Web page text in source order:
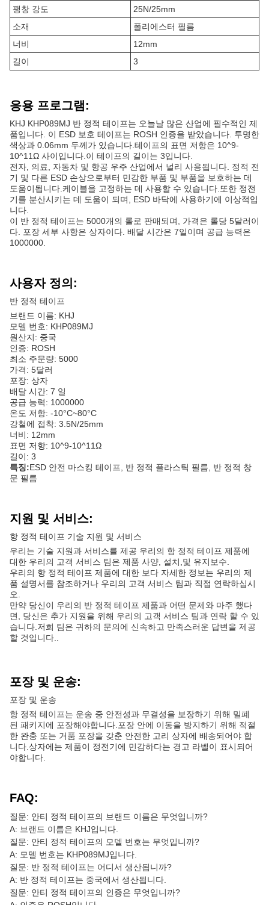
팽창 강도
25N/25mm
소재
폴리에스터 필름
너비
12mm
길이
3
응용 프로그램:
KHJ KHP089MJ 반 정적 테이프는 오늘날 많은 산업에 필수적인 제
품입니다. 이 ESD 보호 테이프는 ROSH 인증을 받았습니다. 투명한
색상과 0.06mm 두께가 있습니다.테이프의 표면 저항은 10^9-
10^11Ω 사이입니다.이 테이프의 길이는 3입니다.
전자, 의료, 자동차 및 항공 우주 산업에서 널리 사용됩니다. 정적 전
기 및 다른 ESD 손상으로부터 민감한 부품 및 부품을 보호하는 데
도움이됩니다.케이블을 고정하는 데 사용할 수 있습니다.또한 정전
기를 분산시키는 데 도움이 되며, ESD 바닥에 사용하기에 이상적입
니다.
이 반 정적 테이프는 5000개의 롤로 판매되며, 가격은 롤당 5달러이
다. 포장 세부 사항은 상자이다. 배달 시간은 7일이며 공급 능력은
1000000.
사용자 정의:
반 정적 테이프
브랜드 이름: KHJ
모델 번호: KHP089MJ
원산지: 중국
인증: ROSH
최소 주문량: 5000
가격: 5달러
포장: 상자
배달 시간: 7 일
공급 능력: 1000000
온도 저항: -10°C~80°C
강철에 접착: 3.5N/25mm
너비: 12mm
표면 저항: 10^9-10^11Ω
길이: 3
특징:ESD 안전 마스킹 테이프, 반 정적 플라스틱 필름, 반 정적 창
문 필름
지원 및 서비스:
항 정적 테이프 기술 지원 및 서비스
우리는 기술 지원과 서비스를 제공 우리의 항 정적 테이프 제품에
대한 우리의 고객 서비스 팀은 제품 사양, 설치,및 유지보수.
우리의 항 정적 테이프 제품에 대한 보다 자세한 정보는 우리의 제
품 설명서를 참조하거나 우리의 고객 서비스 팀과 직접 연락하십시
오.
만약 당신이 우리의 반 정적 테이프 제품과 어떤 문제와 마주 했다
면, 당신은 추가 지원을 위해 우리의 고객 서비스 팀과 연락 할 수 있
습니다.저희 팀은 귀하의 문의에 신속하고 만족스러운 답변을 제공
할 것입니다..
포장 및 운송:
포장 및 운송
항 정적 테이프는 운송 중 안전성과 무결성을 보장하기 위해 밀폐
된 패키지에 포장해야합니다.포장 안에 이동을 방지하기 위해 적절
한 완충 또는 거품 포장을 갖춘 안전한 고리 상자에 배송되어야 합
니다.상자에는 제품이 정전기에 민감하다는 경고 라벨이 표시되어
야합니다.
FAQ:
질문: 안티 정적 테이프의 브랜드 이름은 무엇입니까?
A: 브랜드 이름은 KHJ입니다.
질문: 안티 정적 테이프의 모델 번호는 무엇입니까?
A: 모델 번호는 KHP089MJ입니다.
질문: 반 정적 테이프는 어디서 생산됩니까?
A: 반 정적 테이프는 중국에서 생산됩니다.
질문: 안티 정적 테이프의 인증은 무엇입니까?